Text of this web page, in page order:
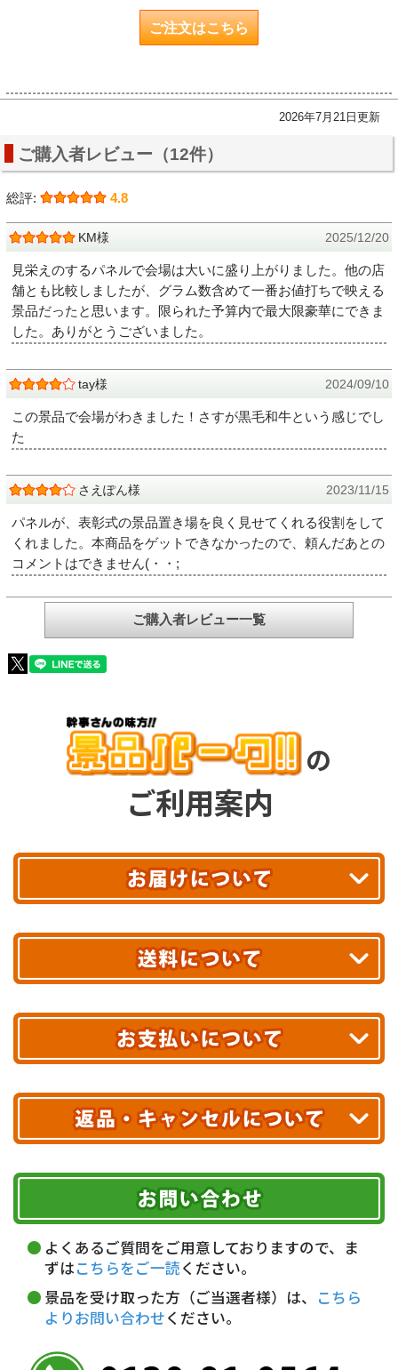
ご注文はこちら
2026年7月21日更新
ご購入者レビュー（12件）
総評: 4.8
KM様 2025/12/20
見栄えのするパネルで会場は大いに盛り上がりました。他の店
舗とも比較しましたが、グラム数含めて一番お値打ちで映える
景品だったと思います。限られた予算内で最大限豪華にできま
した。ありがとうございました。
tay様 2024/09/10
この景品で会場がわきました！さすが黒毛和牛という感じでし
た
さえぽん様 2023/11/15
パネルが、表彰式の景品置き場を良く見せてくれる役割をして
くれました。本商品をゲットできなかったので、頼んだあとの
コメントはできません(・・;
ご購入者レビュー一覧
の
ご利用案内
最短翌日お届け!
あす着エリアが対象です。
エリアやお届け日の確認はこちら▶
※ 配送業者による配送遅延が生じる可能性がございます。
※ 沖縄・離島はお届けできません。
送料無料!
10,000円未満 全国一律1,100円(税込)
配送業者
ヤマト運輸
お届け可能時間帯
午前中 14～16時
16～18時
18～20時
19～21時 指定なし
クレジットカード
代金引換(現金のみ)
5,000円未満…330円(税込)
銀行振込(前払い)
期限を含むルール（条件）や、お客様にご負担い
ただく費用がございます。
詳しくはこちら▶
よくあるご質問をご用意しておりますので、ま
ずはこちらをご一読ください。
景品を受け取った方（ご当選者様）は、 こちら
よりお問い合わせください。